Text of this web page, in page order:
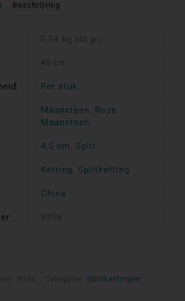
Beschrijving
0,04 kg (40 gr)
45 cm
Per stuk
Maansteen, Roze
Maansteen
4,5 cm, Split
Ketting, Splitketting
China
9356
9356 Categorie: Splitkettingen